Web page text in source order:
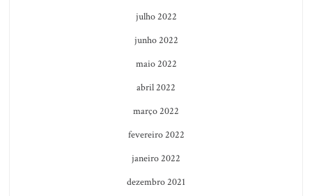
julho 2022
junho 2022
maio 2022
abril 2022
março 2022
fevereiro 2022
janeiro 2022
dezembro 2021